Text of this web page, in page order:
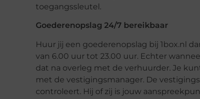
toegangssleutel.
Goederenopslag 24/7 bereikbaar
Huur jij een goederenopslag bij 1box.nl
van 6.00 uur tot 23.00 uur. Echter
dat na overleg met de verhuurder. Je
met de vestigingsmanager. De
controleert. Hij of zij is jouw